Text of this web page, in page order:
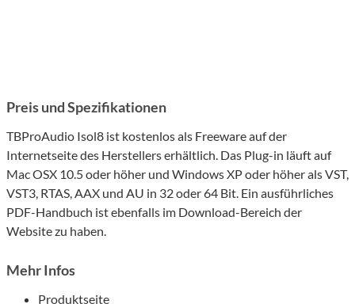
Preis und Spezifikationen
TBProAudio Isol8 ist kostenlos als Freeware auf der
Internetseite des Herstellers erhältlich. Das Plug-in läuft auf
Mac OSX 10.5 oder höher und Windows XP oder höher als VST,
VST3, RTAS, AAX und AU in 32 oder 64 Bit. Ein ausführliches
PDF-Handbuch ist ebenfalls im Download-Bereich der
Website zu haben.
Mehr Infos
Produktseite